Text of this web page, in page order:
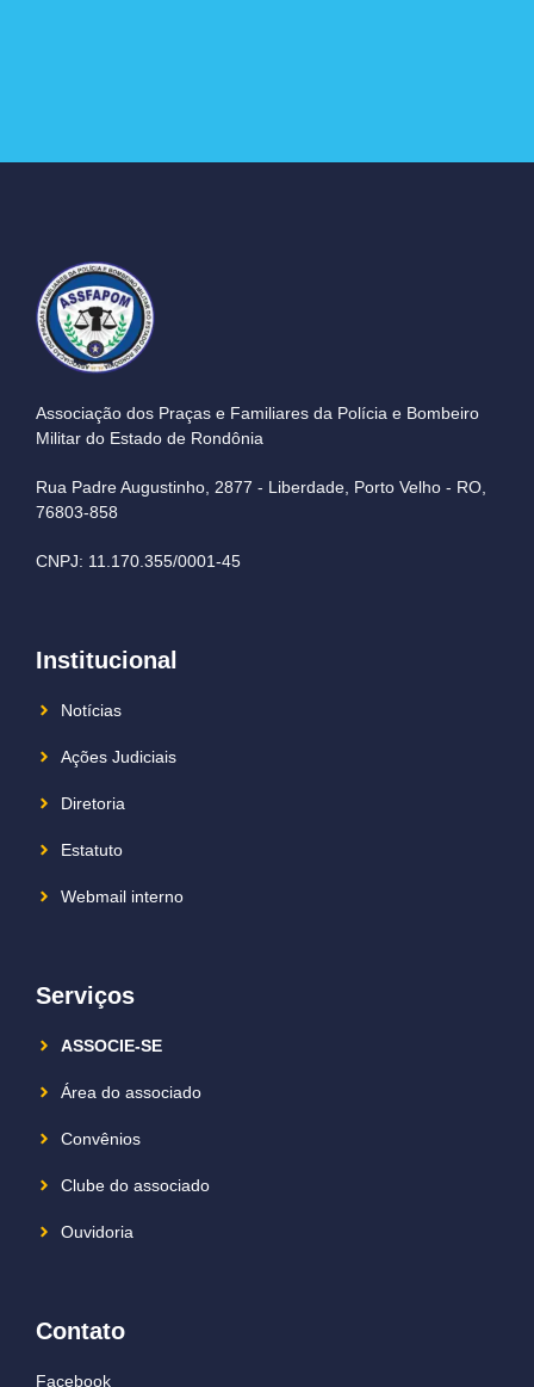
Associação dos Praças e Familiares da Polícia e Bombeiro
Militar do Estado de Rondônia
Rua Padre Augustinho, 2877 - Liberdade, Porto Velho - RO,
76803-858
CNPJ: 11.170.355/0001-45
Institucional
Notícias
Ações Judiciais
Diretoria
Estatuto
Webmail interno
Serviços
ASSOCIE-SE
Área do associado
Convênios
Clube do associado
Ouvidoria
Contato
Facebook